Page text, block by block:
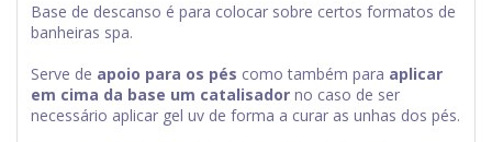
Base de descanso é para colocar sobre certos formatos de
banheiras spa.
Serve de apoio para os pés como também para aplicar
em cima da base um catalisador no caso de ser
necessário aplicar gel uv de forma a curar as unhas dos pés.